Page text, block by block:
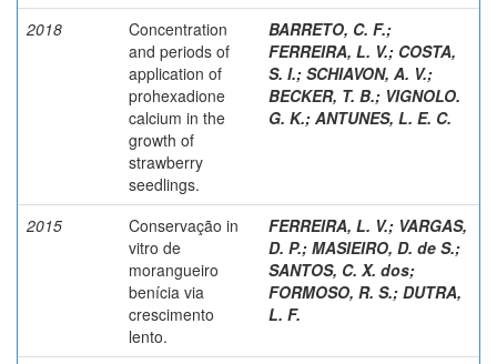
2018
Concentration
and periods of
application of
prohexadione
calcium in the
growth of
strawberry
seedlings.
BARRETO, C. F.;
FERREIRA, L. V.; COSTA,
S. I.; SCHIAVON, A. V.;
BECKER, T. B.; VIGNOLO.
G. K.; ANTUNES, L. E. C.
2015
Conservação in
vitro de
morangueiro
benícia via
crescimento
lento.
FERREIRA, L. V.; VARGAS,
D. P.; MASIEIRO, D. de S.;
SANTOS, C. X. dos;
FORMOSO, R. S.; DUTRA,
L. F.